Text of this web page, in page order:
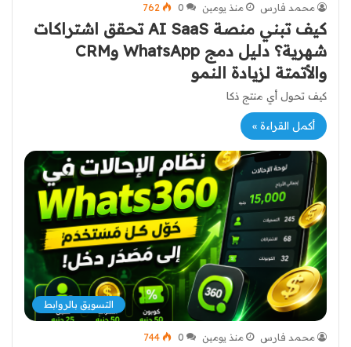
محمد فارس منذ يومين 0
762
كيف تبني منصة AI SaaS تحقق اشتراكات
شهرية؟ دليل دمج WhatsApp وCRM
والأتمتة لزيادة النمو
كيف تحول أي منتج ذكا
أكمل القراءة »
التسويق بالروابط
محمد فارس منذ يومين 0
744